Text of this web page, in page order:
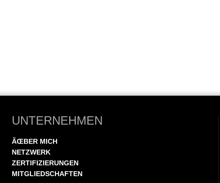
UNTERNEHMEN
ÃŒBER MICH
NETZWERK
ZERTIFIZIERUNGEN
MITGLIEDSCHAFTEN